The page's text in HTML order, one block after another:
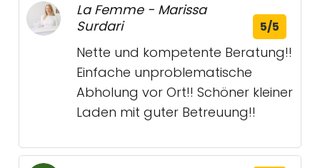
La Femme - Marissa
Surdari
5/5
Nette und kompetente Beratung!!
Einfache unproblematische
Abholung vor Ort!! Schöner kleiner
Laden mit guter Betreuung!!